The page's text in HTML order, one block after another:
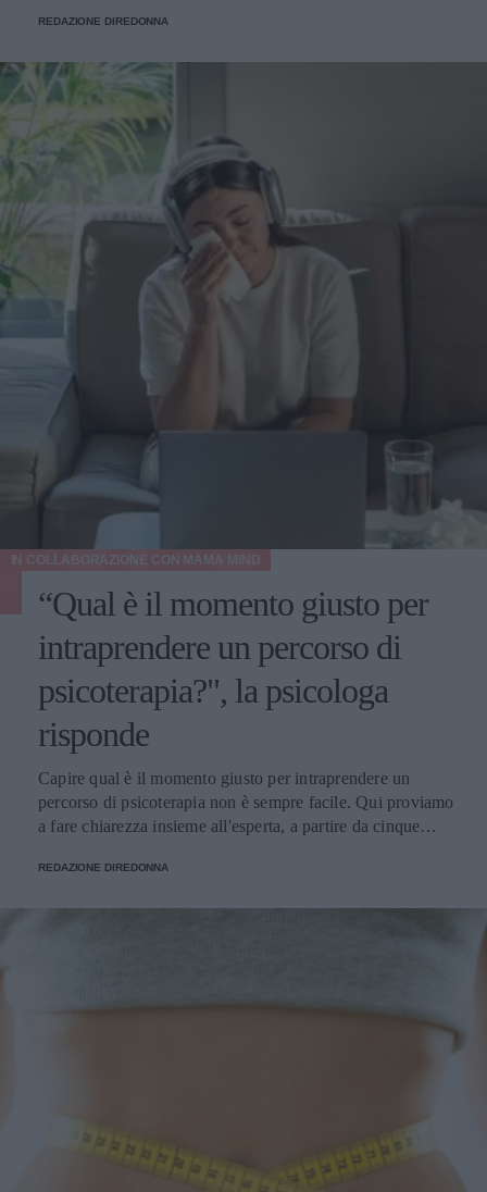
REDAZIONE DIREDONNA
“Qual è il momento giusto per
intraprendere un percorso di
psicoterapia?", la psicologa
risponde
Capire qual è il momento giusto per intraprendere un
percorso di psicoterapia non è sempre facile. Qui proviamo
a fare chiarezza insieme all'esperta, a partire da cinque
IN COLLABORAZIONE CON MAMA MIND
REDAZIONE DIREDONNA